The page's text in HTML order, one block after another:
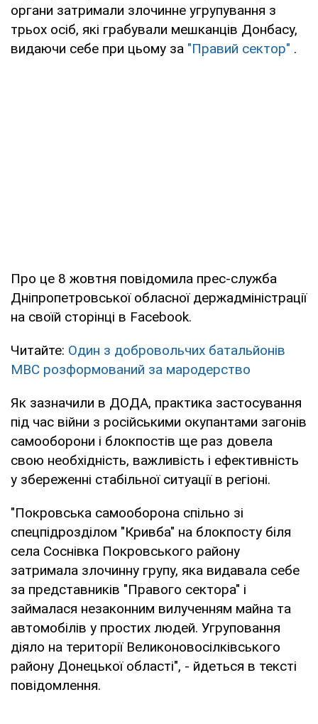
органи затримали злочинне угрупування з
трьох осіб, які грабували мешканців Донбасу,
видаючи себе при цьому за "Правий сектор" .
Про це 8 жовтня повідомила прес-служба
Дніпропетровської обласної держадміністрації
на своїй сторінці в Facebook.
Читайте: Один з добровольчих батальйонів
МВС розформований за мародерство
Як зазначили в ДОДА, практика застосування
під час війни з російськими окупантами загонів
самооборони і блокпостів ще раз довела
свою необхідність, важливість і ефективність
у збереженні стабільної ситуації в регіоні.
"Покровська самооборона спільно зі
спецпідрозділом "Кривба" на блокпосту біля
села Соснівка Покровського району
затримала злочинну групу, яка видавала себе
за представників "Правого сектора" і
займалася незаконним вилученням майна та
автомобілів у простих людей. Угруповання
діяло на території Великоновосілківського
району Донецької області", - йдеться в тексті
повідомлення.